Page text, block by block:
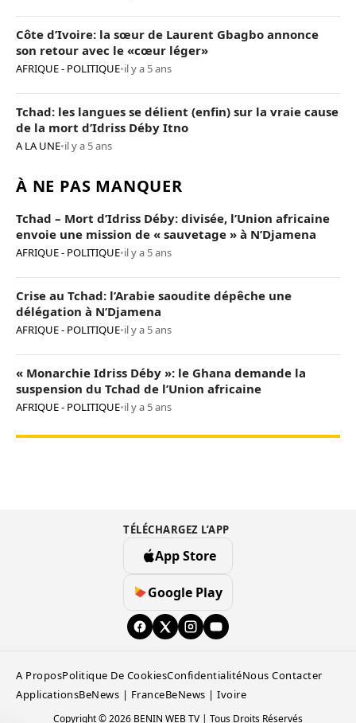
Côte d’Ivoire: la sœur de Laurent Gbagbo annonce
son retour avec le «cœur léger»
AFRIQUE - POLITIQUE•il y a 5 ans
Tchad: les langues se délient (enfin) sur la vraie cause
de la mort d’Idriss Déby Itno
A LA UNE•il y a 5 ans
À NE PAS MANQUER
Tchad – Mort d’Idriss Déby: divisée, l’Union africaine
envoie une mission de « sauvetage » à N’Djamena
AFRIQUE - POLITIQUE•il y a 5 ans
Crise au Tchad: l’Arabie saoudite dépêche une
délégation à N’Djamena
AFRIQUE - POLITIQUE•il y a 5 ans
« Monarchie Idriss Déby »: le Ghana demande la
suspension du Tchad de l’Union africaine
AFRIQUE - POLITIQUE•il y a 5 ans
TÉLÉCHARGEZ L’APP
App Store
Google Play
A ProposPolitique De CookiesConfidentialitéNous Contacter
ApplicationsBeNews | FranceBeNews | Ivoire
Copyright © 2026 BENIN WEB TV | Tous Droits Réservés